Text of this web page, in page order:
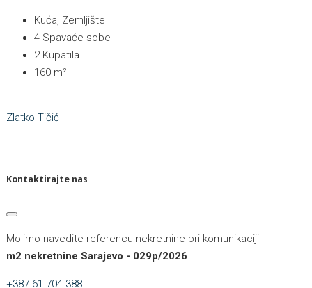
Kuća, Zemljište
4 Spavaće sobe
2 Kupatila
160 m²
Zlatko Tičić
Kontaktirajte nas
Molimo navedite referencu nekretnine pri komunikaciji
m2 nekretnine Sarajevo - 029p/2026
+387 61 704 388